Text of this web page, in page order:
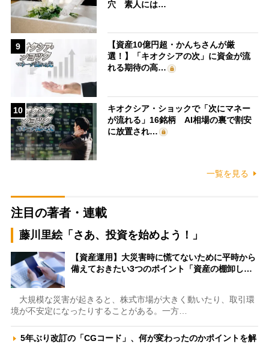
穴 素人には…
9
【資産10億円超・かんちさんが厳
選！】「キオクシアの次」に資金が流
れる期待の高…
10
キオクシア・ショックで「次にマネー
が流れる」16銘柄 AI相場の裏で割安
に放置され…
一覧を見る
注目の著者・連載
藤川里絵「さあ、投資を始めよう！」
【資産運用】大災害時に慌てないために平時から
備えておきたい3つのポイント「資産の棚卸し…
大規模な災害が起きると、株式市場が大きく動いたり、取引環
境が不安定になったりすることがある。一方…
5年ぶり改訂の「CGコード」、何が変わったのかポイントを解